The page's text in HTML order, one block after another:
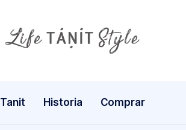
Tanit Historia Comprar